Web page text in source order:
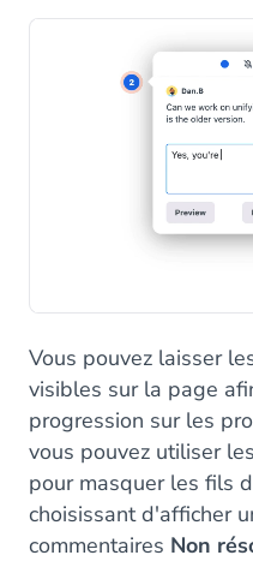
Vous pouvez laisser
visibles sur la page
progression sur les
vous pouvez utiliser les
pour masquer les fils
choisissant d'afficher
commentaires Non